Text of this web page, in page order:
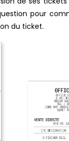
pour
du ticket.